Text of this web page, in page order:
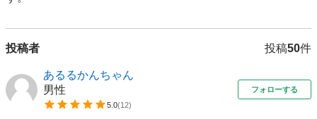
投稿者 投稿50件
あるるかんちゃん
男性
5.0(12)
フォローする